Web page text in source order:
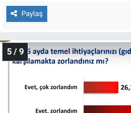
Paylaş
5 / 9